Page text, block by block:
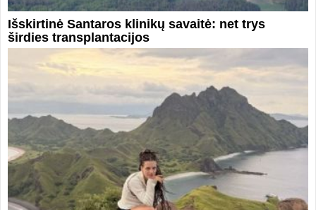
Išskirtinė Santaros klinikų savaitė: net trys
širdies transplantacijos